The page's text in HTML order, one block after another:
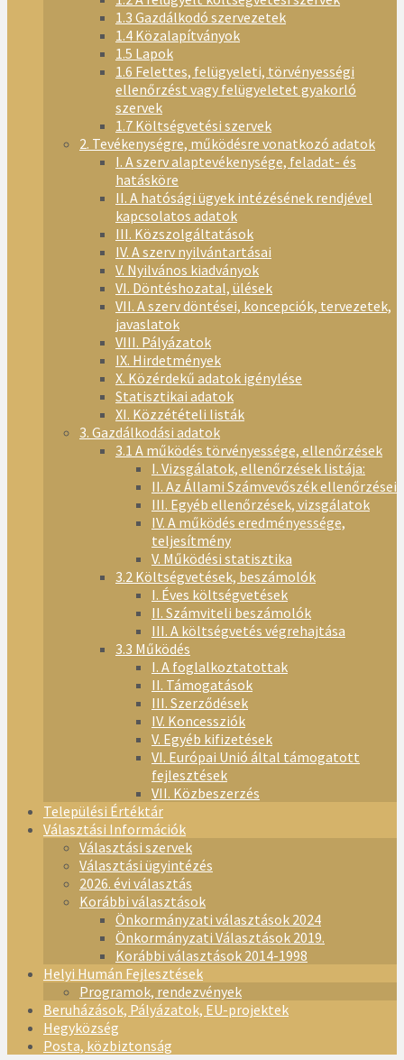
1.3 Gazdálkodó szervezetek
1.4 Közalapítványok
1.5 Lapok
1.6 Felettes, felügyeleti, törvényességi
ellenőrzést vagy felügyeletet gyakorló
szervek
1.7 Költségvetési szervek
2. Tevékenységre, működésre vonatkozó adatok
I. A szerv alaptevékenysége, feladat- és
hatásköre
II. A hatósági ügyek intézésének rendjével
kapcsolatos adatok
III. Közszolgáltatások
IV. A szerv nyilvántartásai
V. Nyilvános kiadványok
VI. Döntéshozatal, ülések
VII. A szerv döntései, koncepciók, tervezetek,
javaslatok
VIII. Pályázatok
IX. Hirdetmények
X. Közérdekű adatok igénylése
Statisztikai adatok
XI. Közzétételi listák
3. Gazdálkodási adatok
3.1 A működés törvényessége, ellenőrzések
I. Vizsgálatok, ellenőrzések listája:
II. Az Állami Számvevőszék ellenőrzései
III. Egyéb ellenőrzések, vizsgálatok
IV. A működés eredményessége,
teljesítmény
V. Működési statisztika
3.2 Költségvetések, beszámolók
I. Éves költségvetések
II. Számviteli beszámolók
III. A költségvetés végrehajtása
3.3 Működés
I. A foglalkoztatottak
II. Támogatások
III. Szerződések
IV. Koncessziók
V. Egyéb kifizetések
VI. Európai Unió által támogatott
fejlesztések
VII. Közbeszerzés
Települési Értéktár
Választási Információk
Választási szervek
Választási ügyintézés
2026. évi választás
Korábbi választások
Önkormányzati választások 2024
Önkormányzati Választások 2019.
Korábbi választások 2014-1998
Helyi Humán Fejlesztések
Programok, rendezvények
Beruházások, Pályázatok, EU-projektek
Hegyközség
Posta, közbiztonság